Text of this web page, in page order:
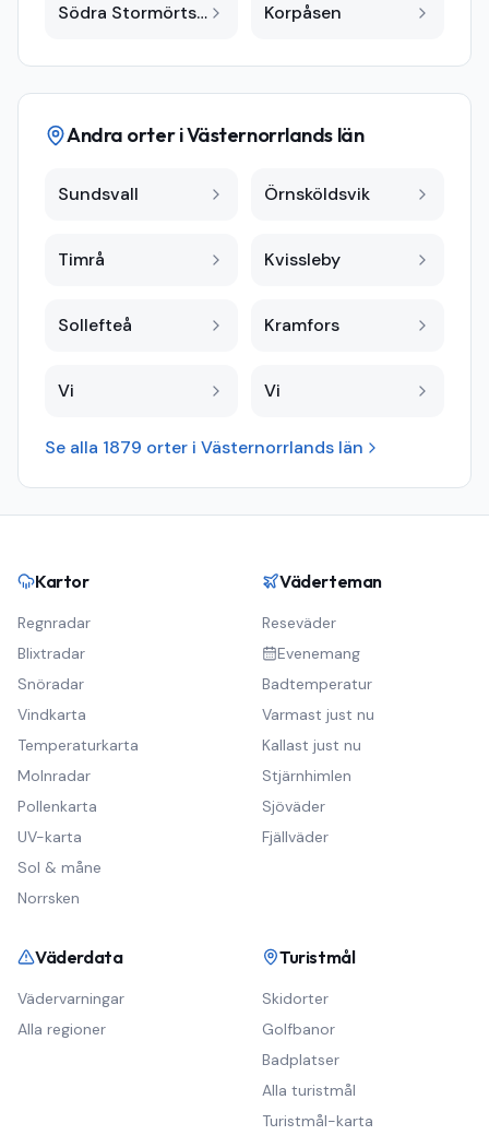
Södra Stormörtsjön Korpåsen
Andra orter iVästernorrlands län
Sundsvall Örnsköldsvik
Timrå Kvissleby
Sollefteå Kramfors
Vi Vi
Se alla 1879 orter i Västernorrlands län
Kartor
Regnradar
Blixtradar
Snöradar
Vindkarta
Temperaturkarta
Molnradar
Pollenkarta
UV-karta
Sol & måne
Norrsken
Väderteman
Reseväder
Evenemang
Badtemperatur
Varmast just nu
Kallast just nu
Stjärnhimlen
Sjöväder
Fjällväder
Väderdata
Vädervarningar
Alla regioner
Turistmål
Skidorter
Golfbanor
Badplatser
Alla turistmål
Turistmål-karta